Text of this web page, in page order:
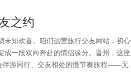
之约
未知欢喜。咱们运营旅行交友网站，初心
一段双向奔赴的情侣缘分。晋州，这座
伴游同行、交友相处的慢节奏旅程——无